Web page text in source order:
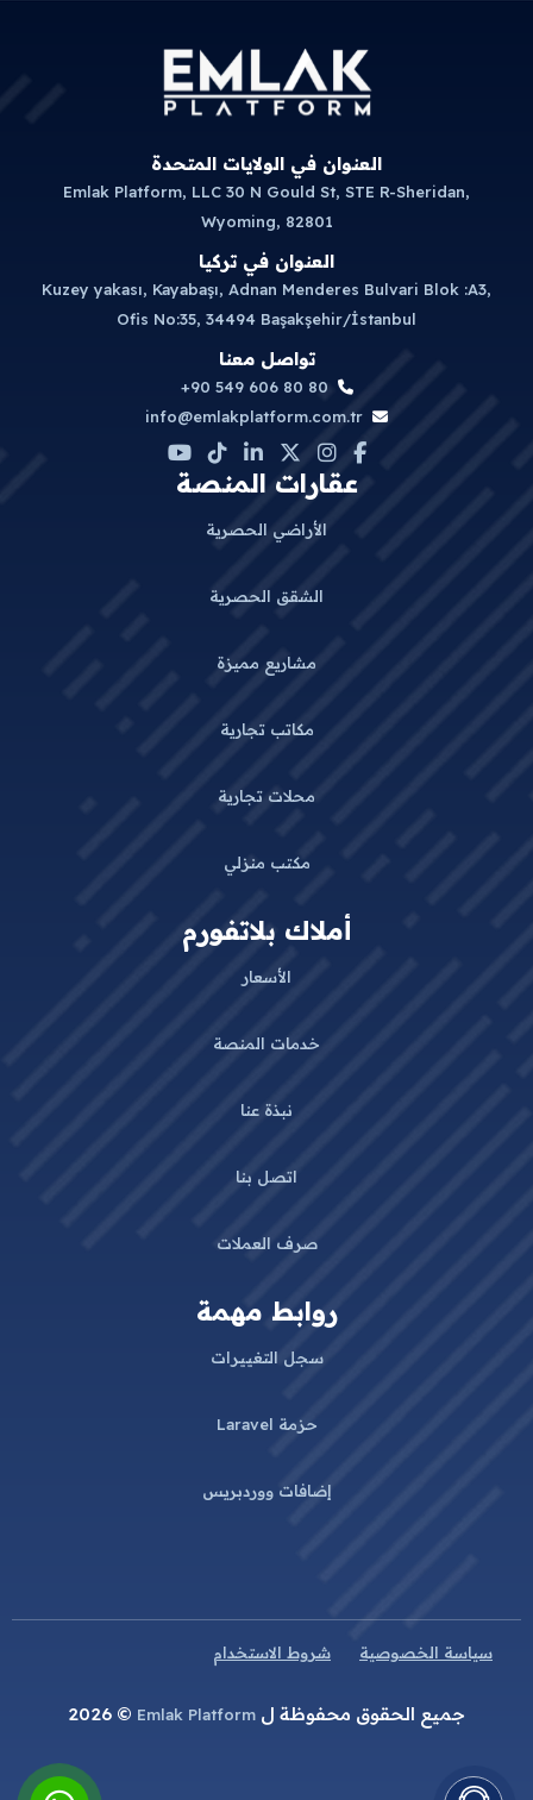
العنوان في الولايات المتحدة
Emlak Platform, LLC 30 N Gould St, STE R-Sheridan,
Wyoming, 82801
العنوان في تركيا
Kuzey yakası, Kayabaşı, Adnan Menderes Bulvari Blok :A3,
Ofis No:35, 34494 Başakşehir/İstanbul
تواصل معنا
+90 549 606 80 80
info@emlakplatform.com.tr
عقارات المنصة
الأراضي الحصرية
الشقق الحصرية
مشاريع مميزة
مكاتب تجارية
محلات تجارية
مكتب منزلي
أملاك بلاتفورم
الأسعار
خدمات المنصة
نبذة عنا
اتصل بنا
صرف العملات
روابط مهمة
سجل التغييرات
حزمة Laravel
إضافات ووردبريس
سياسة الخصوصية شروط الاستخدام
جميع الحقوق محفوظة ل Emlak Platform
© 2026